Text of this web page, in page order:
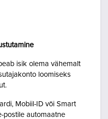
isik olema vähemalt
loomiseks
Mobiil-ID või Smart
postile automaatne